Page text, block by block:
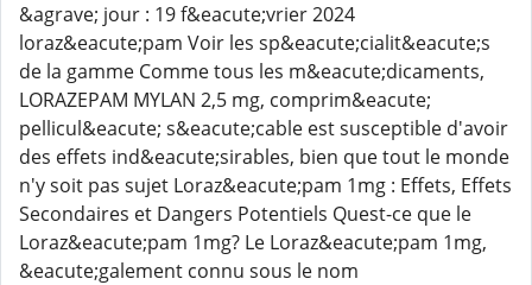
&agrave; jour : 19 f&eacute;vrier 2024
loraz&eacute;pam Voir les sp&eacute;cialit&eacute;s
de la gamme Comme tous les m&eacute;dicaments,
LORAZEPAM MYLAN 2,5 mg, comprim&eacute;
pellicul&eacute; s&eacute;cable est susceptible d'avoir
des effets ind&eacute;sirables, bien que tout le monde
n'y soit pas sujet Loraz&eacute;pam 1mg : Effets, Effets
Secondaires et Dangers Potentiels Quest-ce que le
Loraz&eacute;pam 1mg? Le Loraz&eacute;pam 1mg,
&eacute;galement connu sous le nom